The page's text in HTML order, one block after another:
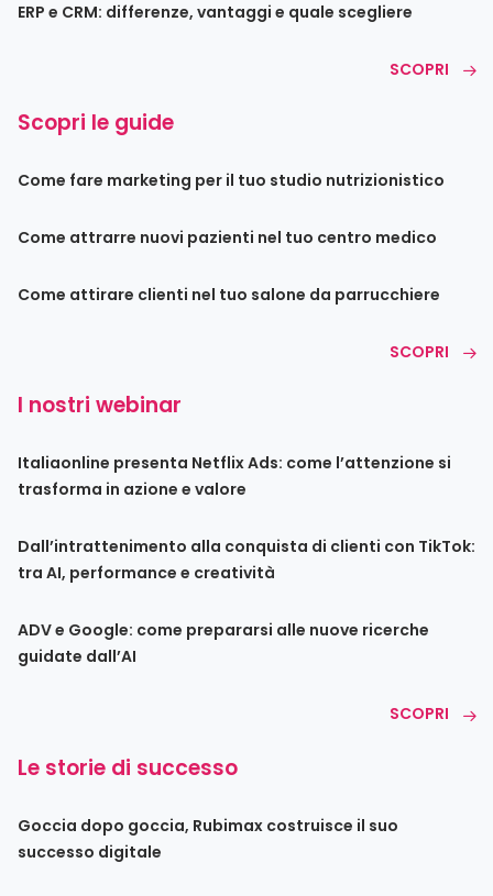
ERP e CRM: differenze, vantaggi e quale scegliere
SCOPRI
Scopri le guide
Come fare marketing per il tuo studio nutrizionistico
Come attrarre nuovi pazienti nel tuo centro medico
Come attirare clienti nel tuo salone da parrucchiere
SCOPRI
I nostri webinar
Italiaonline presenta Netflix Ads: come l’attenzione si
trasforma in azione e valore
Dall’intrattenimento alla conquista di clienti con TikTok:
tra AI, performance e creatività
ADV e Google: come prepararsi alle nuove ricerche
guidate dall’AI
SCOPRI
Le storie di successo
Goccia dopo goccia, Rubimax costruisce il suo
successo digitale